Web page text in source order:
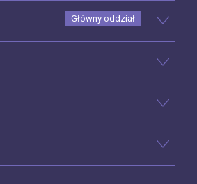
Główny oddział